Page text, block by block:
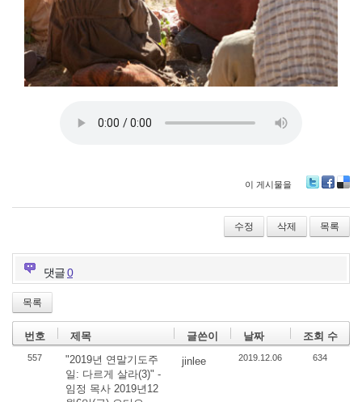
이 게시물을
itte ce
bo
ok
lici
ou
s
수정 삭제 목록
댓글0
목록
번호 제목 글쓴이 날짜 조회 수
557
"2019년 연말기도주
일: 다르게 살라(3)" -
임정 목사 2019년12
jinlee 2019.12.06 634